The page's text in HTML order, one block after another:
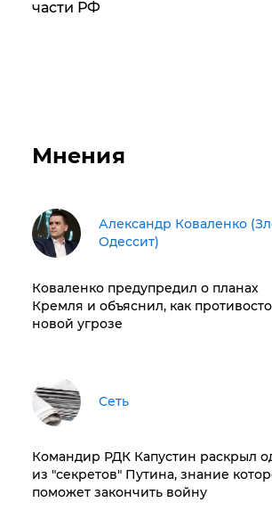
части РФ
Мнения
Александр Коваленко
Одессит)
Коваленко предупредил о планах
Кремля и объяснил, как
новой угрозе
Сеть
Командир РДК Капустин раскрыл
из "секретов" Путина, знание
поможет закончить войну